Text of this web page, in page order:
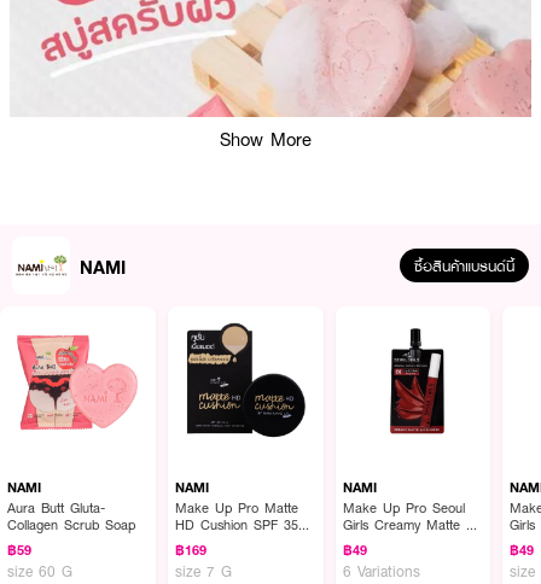
ผลลัพธ์ที่ได้ :
นุ่ม กลิ่นหอมสดชื่น ช่วยทำความสะอาดผิวกาย ก้น ผิวใต้วงแขนและขาหนีบอย่าง
หมดจดล้ำลึก พร้อมผสานเม็ดสครับเปลือกเมล็ดแอพริคอต ไม่ทำให้บาดผิว ช่วย
ผลัดผิวเก่าที่เสื่อมสภาพออกอย่างอ่อนโยน อีกทั้งผสานสารสกัดจากลูกพีช
เกาหลี กลูต้าไธโอนและคอลลาเจน เสริมประสิทธิภาพการบำรุงให้ผิวเนียนนุ่ม ชุ่มชื้น
ไม่แห้งตึง จุดด่างดำแลดูลดเลือนลง สีผิวแลดู ไบรท์ กระจ่างใสขึ้นตั้งแต่ครั้งแรกที่
Show More
NAMI ซื้อสินค้าแบรนด์นี้
NAMI
Aura Butt Gluta-
Collagen Scrub Soap
฿59
size 60 G
NAMI
Make Up Pro Matte
HD Cushion SPF 35
PA ++
฿169
size 7 G
NAMI
Make Up Pro Seoul
Girls Creamy Matte Lip
& Cheek
฿49
6 Variations
Girls
฿49
size